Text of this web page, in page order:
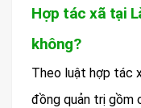
Hợp tác xã tại
không?
Theo luật hợp tác
đồng quản trị gồm